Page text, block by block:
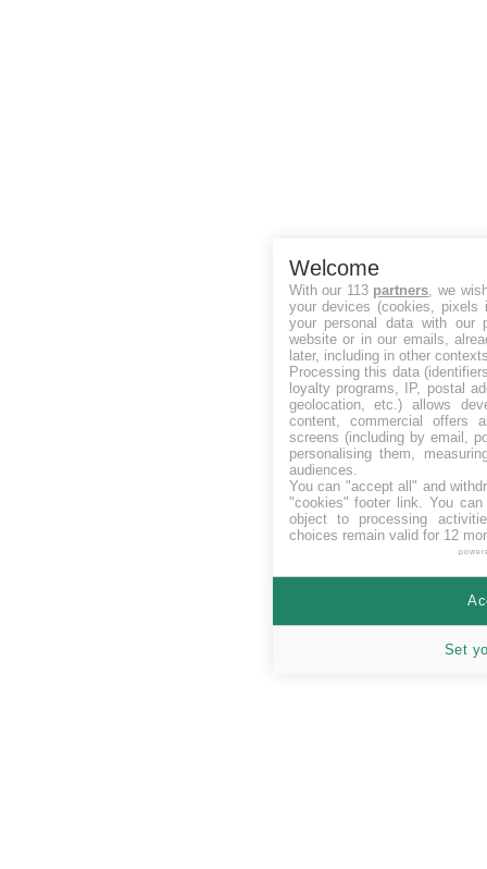
Welcome
With our 113 partners, we
your devices (cookies, pixels
your personal data with our
website or in our emails,
later, including in other
Processing this data
loyalty programs, IP, postal
geolocation, etc.) allows
content, commercial offers
screens (including by email,
personalising them,
audiences.
You can "accept all" and
"cookies" footer link. You can
object to processing
choices remain valid for 12
Set